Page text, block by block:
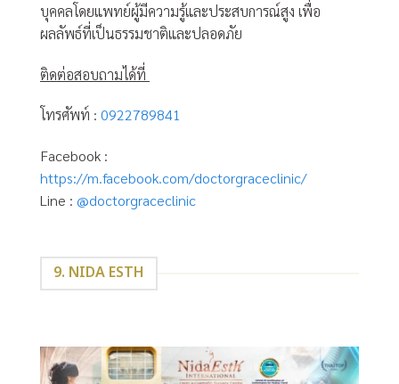
บุคคลโดยแพทย์ผู้มีความรู้และประสบการณ์สูง เพื่อ
ผลลัพธ์ที่เป็นธรรมชาติและปลอดภัย
ติดต่อสอบถามได้ที่
โทรศัพท์ : 0922789841
Facebook :
https://m.facebook.com/doctorgraceclinic/
Line : @doctorgraceclinic
9. NIDA ESTH